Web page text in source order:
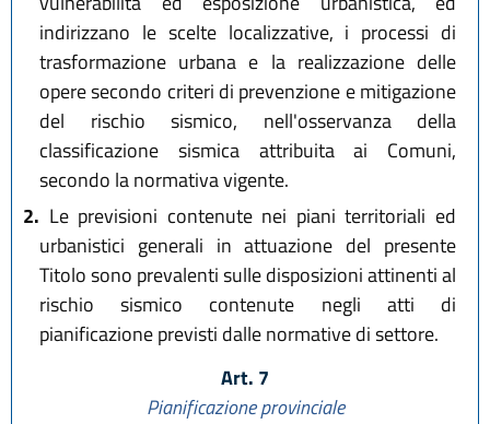
indirizzano le scelte localizzative, i processi di
trasformazione urbana e la realizzazione delle
opere secondo criteri di prevenzione e mitigazione
del rischio sismico, nell'osservanza della
classificazione sismica attribuita ai Comuni,
secondo la normativa vigente.
2. Le previsioni contenute nei piani territoriali ed
urbanistici generali in attuazione del presente
Titolo sono prevalenti sulle disposizioni attinenti al
rischio sismico contenute negli atti di
pianificazione previsti dalle normative di settore.
Art. 7
Pianificazione provinciale